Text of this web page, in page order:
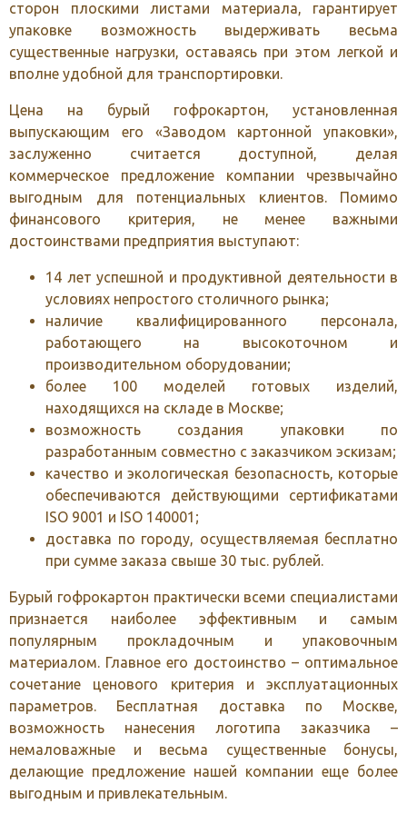
сторон плоскими листами материала, гарантирует
упаковке возможность выдерживать весьма
существенные нагрузки, оставаясь при этом легкой и
вполне удобной для транспортировки.
Цена на бурый гофрокартон, установленная
выпускающим его «Заводом картонной упаковки»,
заслуженно считается доступной, делая
коммерческое предложение компании чрезвычайно
выгодным для потенциальных клиентов. Помимо
финансового критерия, не менее важными
достоинствами предприятия выступают:
14 лет успешной и продуктивной деятельности в
условиях непростого столичного рынка;
наличие квалифицированного персонала,
работающего на высокоточном и
производительном оборудовании;
более 100 моделей готовых изделий,
находящихся на складе в Москве;
возможность создания упаковки по
разработанным совместно с заказчиком эскизам;
качество и экологическая безопасность, которые
обеспечиваются действующими сертификатами
ISO 9001 и ISO 140001;
доставка по городу, осуществляемая бесплатно
при сумме заказа свыше 30 тыс. рублей.
Бурый гофрокартон практически всеми специалистами
признается наиболее эффективным и самым
популярным прокладочным и упаковочным
материалом. Главное его достоинство – оптимальное
сочетание ценового критерия и эксплуатационных
параметров. Бесплатная доставка по Москве,
возможность нанесения логотипа заказчика –
немаловажные и весьма существенные бонусы,
делающие предложение нашей компании еще более
выгодным и привлекательным.